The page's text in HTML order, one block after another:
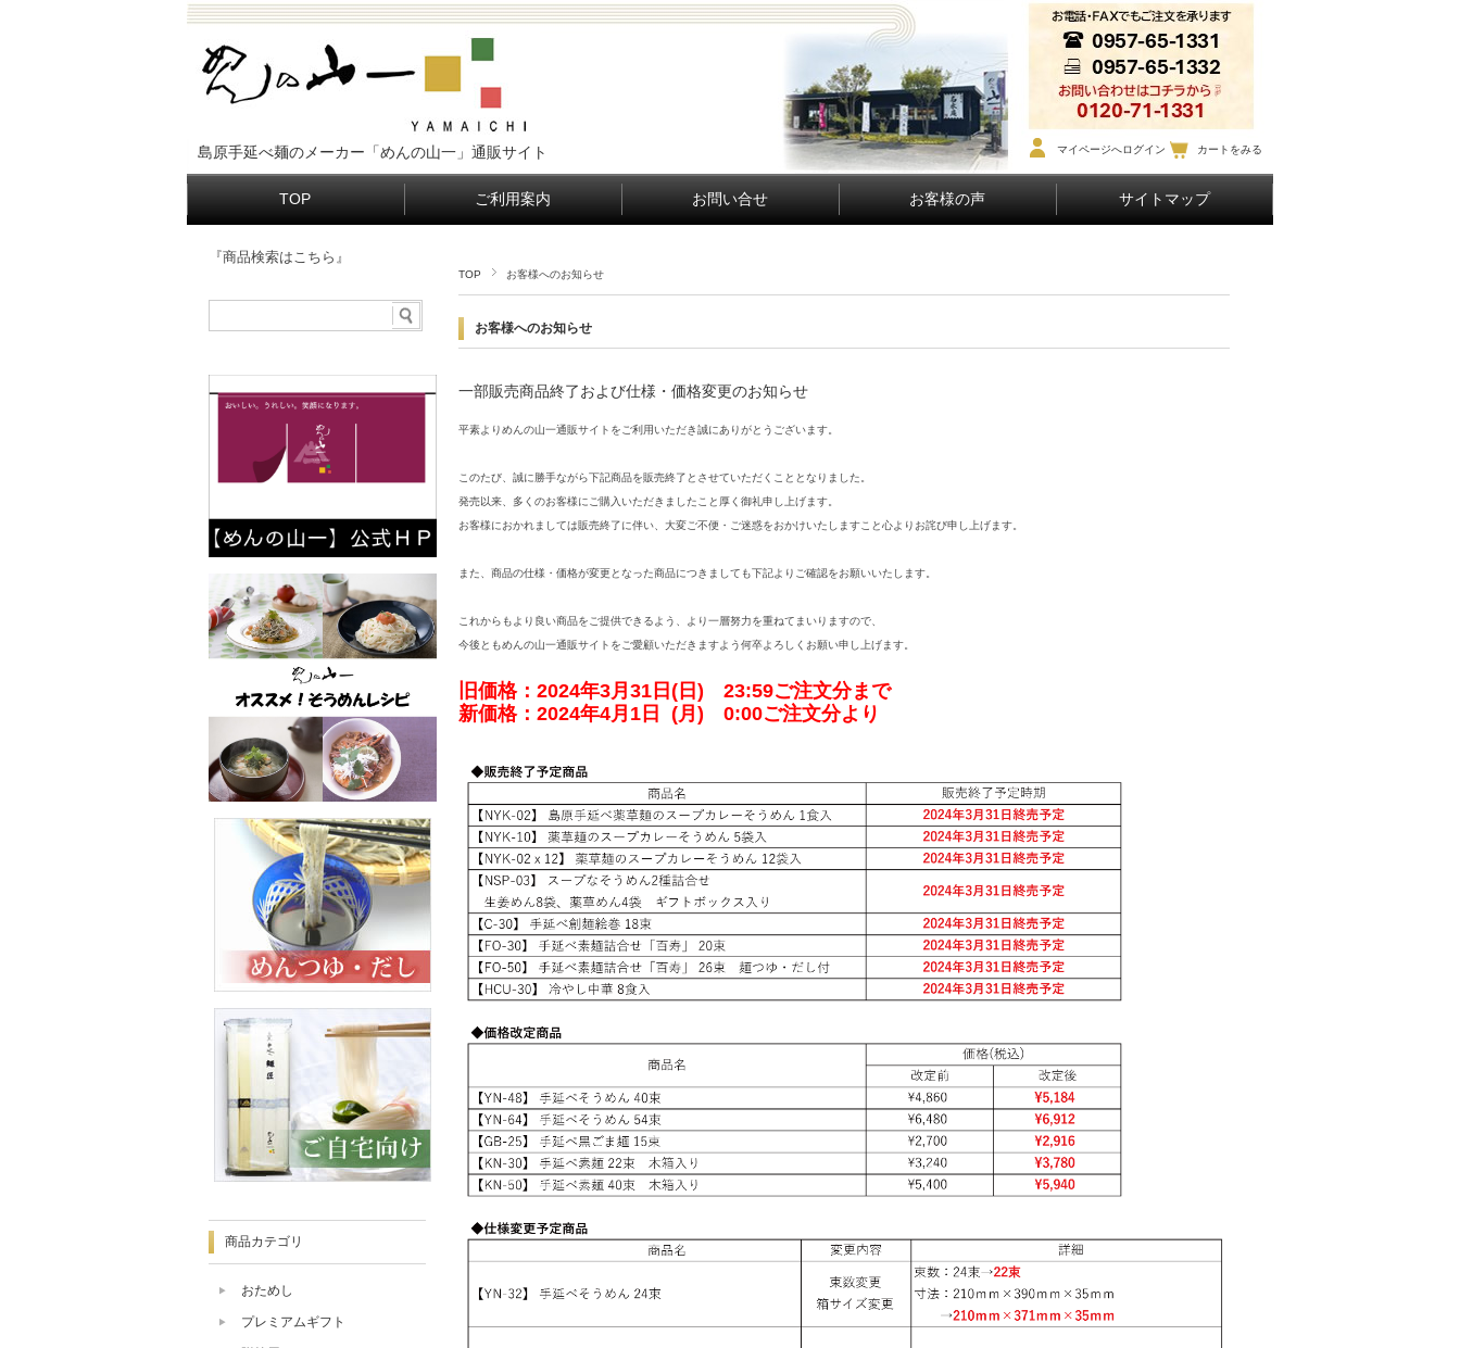
島原手延べ麺のメーカー「めんの山一」通販サイト マイページへログイン カートをみる
TOP ご利用案内 お問い合せ お客様の声 サイトマップ
TOP お客様へのお知らせ
お客様へのお知らせ
一部販売商品終了および仕様・価格変更のお知らせ
平素よりめんの山一通販サイトをご利用いただき誠にありがとうございます。
このたび、誠に勝手ながら下記商品を販売終了とさせていただくこととなりました。
発売以来、多くのお客様にご購入いただきましたこと厚く御礼申し上げます。
お客様におかれましては販売終了に伴い、大変ご不便・ご迷惑をおかけいたしますこと心よりお詫び申し上げます。
また、商品の仕様・価格が変更となった商品につきましても下記よりご確認をお願いいたします。
これからもより良い商品をご提供できるよう、より一層努力を重ねてまいりますので、
今後ともめんの山一通販サイトをご愛顧いただきますよう何卒よろしくお願い申し上げます。
旧価格：2024年3月31日(日) 23:59ご注文分まで
新価格：2024年4月1日 (月) 0:00ご注文分より
『商品検索はこちら』
商品カテゴリ
おためし
プレミアムギフト